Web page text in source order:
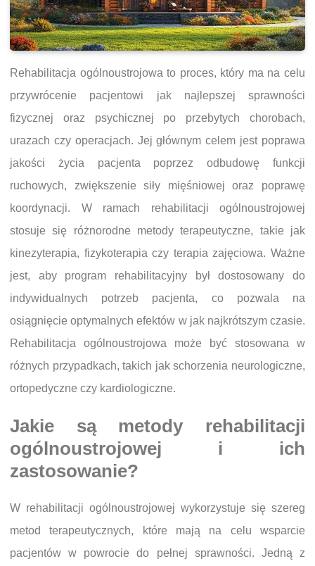
Rehabilitacja ogólnoustrojowa to proces, który ma na celu
przywrócenie pacjentowi jak najlepszej sprawności
fizycznej oraz psychicznej po przebytych chorobach,
urazach czy operacjach. Jej głównym celem jest poprawa
jakości życia pacjenta poprzez odbudowę funkcji
ruchowych, zwiększenie siły mięśniowej oraz poprawę
koordynacji. W ramach rehabilitacji ogólnoustrojowej
stosuje się różnorodne metody terapeutyczne, takie jak
kinezyterapia, fizykoterapia czy terapia zajęciowa. Ważne
jest, aby program rehabilitacyjny był dostosowany do
indywidualnych potrzeb pacjenta, co pozwala na
osiągnięcie optymalnych efektów w jak najkrótszym czasie.
Rehabilitacja ogólnoustrojowa może być stosowana w
różnych przypadkach, takich jak schorzenia neurologiczne,
ortopedyczne czy kardiologiczne.
Jakie są metody rehabilitacji
ogólnoustrojowej i ich
zastosowanie?
W rehabilitacji ogólnoustrojowej wykorzystuje się szereg
metod terapeutycznych, które mają na celu wsparcie
pacjentów w powrocie do pełnej sprawności. Jedną z